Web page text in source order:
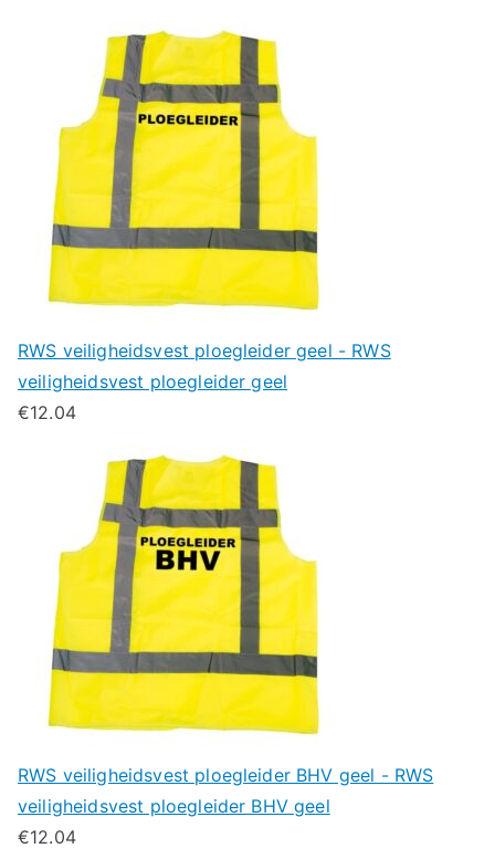
RWS veiligheidsvest ploegleider geel - RWS
veiligheidsvest ploegleider geel
€12.04
RWS veiligheidsvest ploegleider BHV geel - RWS
veiligheidsvest ploegleider BHV geel
€12.04